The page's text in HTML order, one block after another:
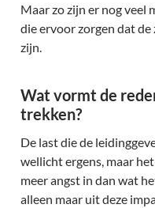
Maar zo zijn er nog veel
die ervoor zorgen dat
zijn.
Wat vormt de
trekken?
De last die de
wellicht ergens, maar
meer angst in dan wat
alleen maar uit deze